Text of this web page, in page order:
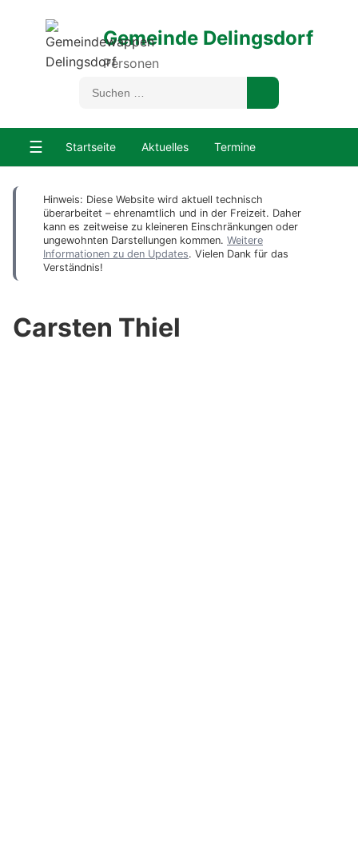
Gemeinde Delingsdorf
Personen
☰ Startseite Aktuelles Termine
Hinweis: Diese Website wird aktuell technisch
überarbeitet – ehrenamtlich und in der Freizeit. Daher
kann es zeitweise zu kleineren Einschränkungen oder
ungewohnten Darstellungen kommen. Weitere
Informationen zu den Updates. Vielen Dank für das
Verständnis!
Carsten Thiel